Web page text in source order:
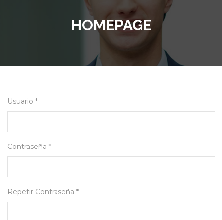
HOMEPAGE
Usuario *
Contraseña *
Repetir Contraseña *